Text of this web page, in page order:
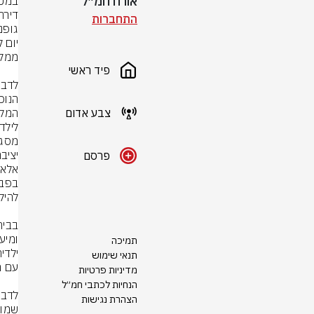
התחברות
פיד ראשי
צבע אדום
פרסם
תמיכה
תנאי שימוש
מדיניות פרטיות
הנחיות לכתבי חמ״ל
הצהרת נגישות